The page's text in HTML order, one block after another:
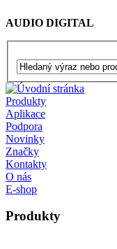
AUDIO DIGITAL
Produkty
Aplikace
Podpora
Novinky
Značky
Kontakty
O nás
E-shop
Produkty